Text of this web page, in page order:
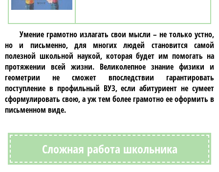
Умение грамотно излагать свои мысли – не только устно,
но и письменно, для многих людей становится самой
полезной школьной наукой, которая будет им помогать на
протяжении всей жизни. Великолепное знание физики и
геометрии не сможет впоследствии гарантировать
поступление в профильный ВУЗ, если абитуриент не сумеет
сформулировать свою, а уж тем более грамотно ее оформить в
письменном виде.
Сложная работа школьника